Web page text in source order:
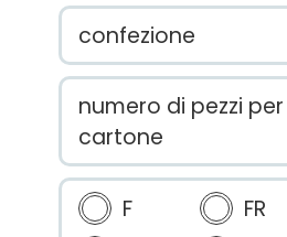
confezione
numero di pezzi per
cartone
F FR